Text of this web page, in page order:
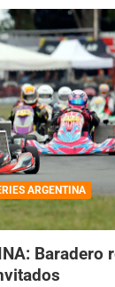
ARGENTINA
Baradero